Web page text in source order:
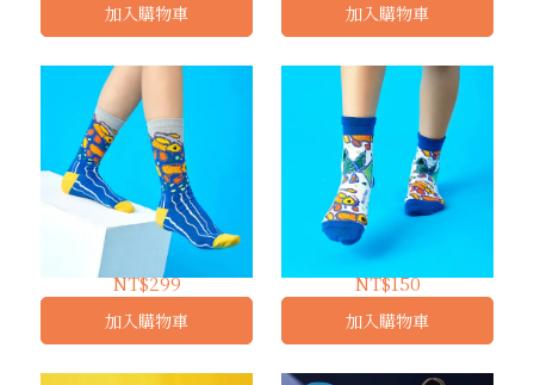
加入購物車 加入購物車
呱呱樂 ｜ 長襪
NT$299
加入購物車
搖擺派對 ｜ 短襪
NT$150
加入購物車